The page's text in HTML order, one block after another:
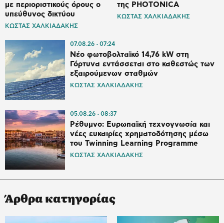
με περιοριστικούς όρους ο
υπεύθυνος δικτύου
ΚΩΣΤΑΣ ΧΑΛΚΙΑΔΑΚΗΣ
της PHOTONICA
ΚΩΣΤΑΣ ΧΑΛΚΙΑΔΑΚΗΣ
07.08.26 07:24
Νέο φωτοβολταϊκό 14,76 kW στη
Γόρτυνα εντάσσεται στο καθεστώς των
εξαιρούμενων σταθμών
ΚΩΣΤΑΣ ΧΑΛΚΙΑΔΑΚΗΣ
05.08.26 08:37
Ρέθυμνο: Ευρωπαϊκή τεχνογνωσία και
νέες ευκαιρίες χρηματοδότησης μέσω
του Twinning Learning Programme
ΚΩΣΤΑΣ ΧΑΛΚΙΑΔΑΚΗΣ
Άρθρα κατηγορίας